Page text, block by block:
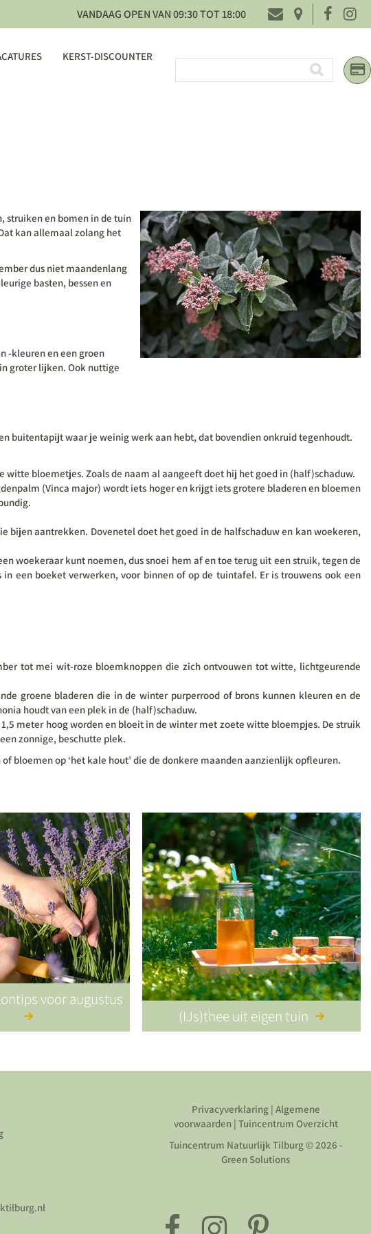
VANDAAG OPEN VAN09:30TOT18:00
KERST-DISCOUNTER
struiken en bomen in de tuin
kan allemaal zolang het
dus niet maandenlang
basten, bessen en
-kleuren en een groen
groter lijken. Ook nuttige
buitentapijt waar je weinig werk aan hebt, dat bovendien onkruid tegenhoudt.
bloemetjes. Zoals de naam al aangeeft doet hij het goed in (half)schaduw.
(Vinca major) wordt iets hoger en krijgt iets grotere bladeren en bloemen
aantrekken. Dovenetel doet het goed in de halfschaduw en kan woekeren,
woekeraar kunt noemen, dus snoei hem af en toe terug uit een struik, tegen de
een boeket verwerken, voor binnen of op de tuintafel. Er is trouwens ook een
tot mei wit-roze bloemknoppen die zich ontvouwen tot witte, lichtgeurende
groene bladeren die in de winter purperrood of brons kunnen kleuren en de
houdt van een plek in de (half)schaduw.
meter hoog worden en bloeit in de winter met zoete witte bloempjes. De struik
zonnige, beschutte plek.
bloemen op ‘het kale hout’ die de donkere maanden aanzienlijk opfleuren.
voor augustus
(IJs)thee uit eigen tuin
Privacyverklaring| Algemene
voorwaarden| Tuincentrum Overzicht
Tuincentrum Natuurlijk Tilburg© 2026 -
Green Solutions